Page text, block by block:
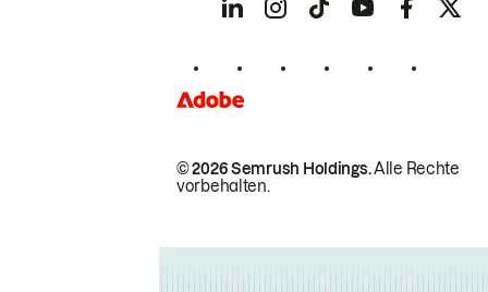
© 2026 Semrush Holdings.Alle Rechte
vorbehalten.